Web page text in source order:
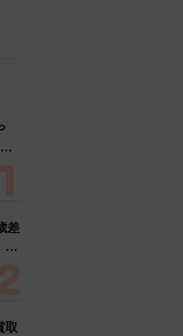
差
出
取